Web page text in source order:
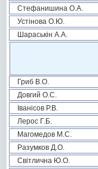
Стефанишина О.А.
Устінова О.Ю.
Шараськін А.А.
Гриб В.О.
Довгий О.С.
Іванісов Р.В.
Лерос Г.Б.
Магомедов М.С.
Разумков Д.О.
Світлична Ю.О.